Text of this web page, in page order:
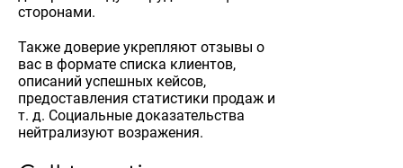
сторонами.
Также доверие укрепляют отзывы о
вас в формате списка клиентов,
описаний успешных кейсов,
предоставления статистики продаж и
т. д. Социальные доказательства
нейтрализуют возражения.